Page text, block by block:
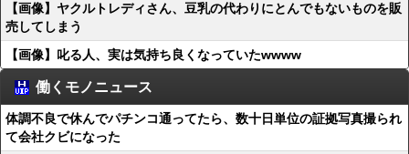
【画像】ヤクルトレディさん、豆乳の代わりにとんでもないものを販
売してしまう
【画像】叱る人、実は気持ち良くなっていたwwww
働くモノニュース
体調不良で休んでパチンコ通ってたら、数十日単位の証拠写真撮られ
て会社クビになった